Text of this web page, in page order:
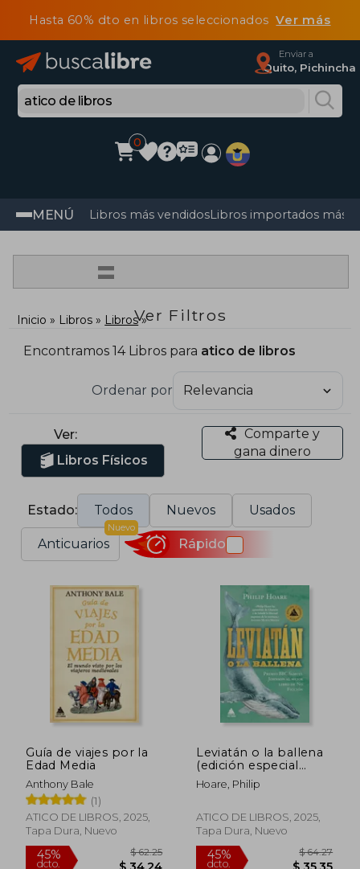
Hasta 60% dto en libros seleccionadosVer más
Enviar a
Quito, Pichincha
0
MENÚ Libros más vendidosLibros importados más
=
Ver Filtros
Inicio Libros Libros
Encontramos 14 Libros para atico de libros
Ordenar por
Ver:
Libros Físicos
Comparte y
gana dinero
Estado: Todos Nuevos Usados
Anticuarios
Nuevo
Rápido
Guía de viajes por la
Edad Media
Anthony Bale
(1)
ATICO DE LIBROS, 2025,
Tapa Dura, Nuevo
Leviatán o la ballena
(edición especial
limitada en tapa dura
con cantos pintados)
Hoare, Philip
ATICO DE LIBROS, 2025,
Tapa Dura, Nuevo